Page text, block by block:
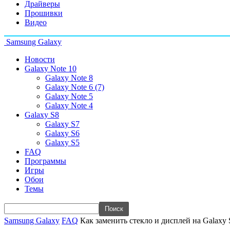
Драйверы
Прошивки
Видео
Samsung Galaxy
Новости
Galaxy Note 10
Galaxy Note 8
Galaxy Note 6 (7)
Galaxy Note 5
Galaxy Note 4
Galaxy S8
Galaxy S7
Galaxy S6
Galaxy S5
FAQ
Программы
Игры
Обои
Темы
Samsung Galaxy FAQ Как заменить стекло и дисплей на Galaxy